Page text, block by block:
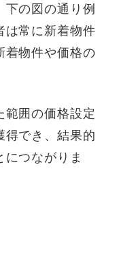
下の図の通り例
は常に新着物件
着物件や価格の
範囲の価格設定
得でき、結果的
つながりま